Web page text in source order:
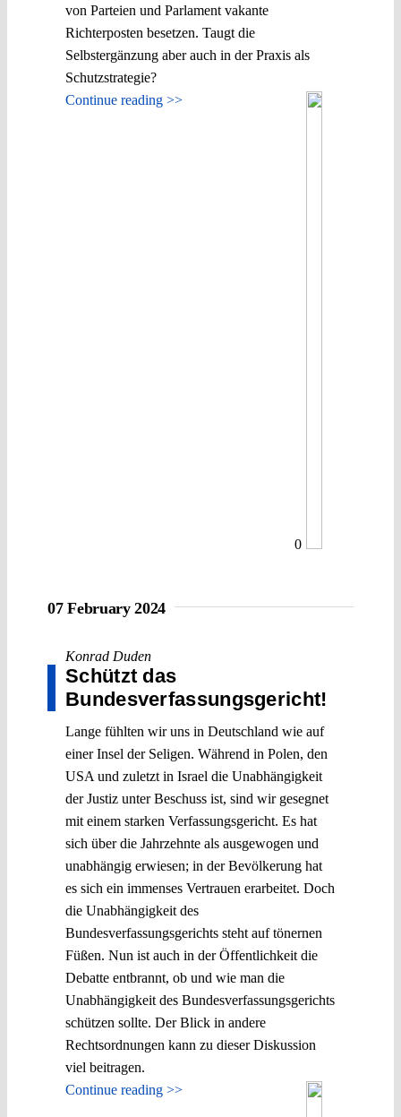
von Parteien und Parlament vakante
Richterposten besetzen. Taugt die
Selbstergänzung aber auch in der Praxis als
Schutzstrategie?
Continue reading >>
0
07 February 2024
Konrad Duden
Schützt das
Bundesverfassungsgericht!
Lange fühlten wir uns in Deutschland wie auf
einer Insel der Seligen. Während in Polen, den
USA und zuletzt in Israel die Unabhängigkeit
der Justiz unter Beschuss ist, sind wir gesegnet
mit einem starken Verfassungsgericht. Es hat
sich über die Jahrzehnte als ausgewogen und
unabhängig erwiesen; in der Bevölkerung hat
es sich ein immenses Vertrauen erarbeitet. Doch
die Unabhängigkeit des
Bundesverfassungsgerichts steht auf tönernen
Füßen. Nun ist auch in der Öffentlichkeit die
Debatte entbrannt, ob und wie man die
Unabhängigkeit des Bundesverfassungsgerichts
schützen sollte. Der Blick in andere
Rechtsordnungen kann zu dieser Diskussion
viel beitragen.
Continue reading >>